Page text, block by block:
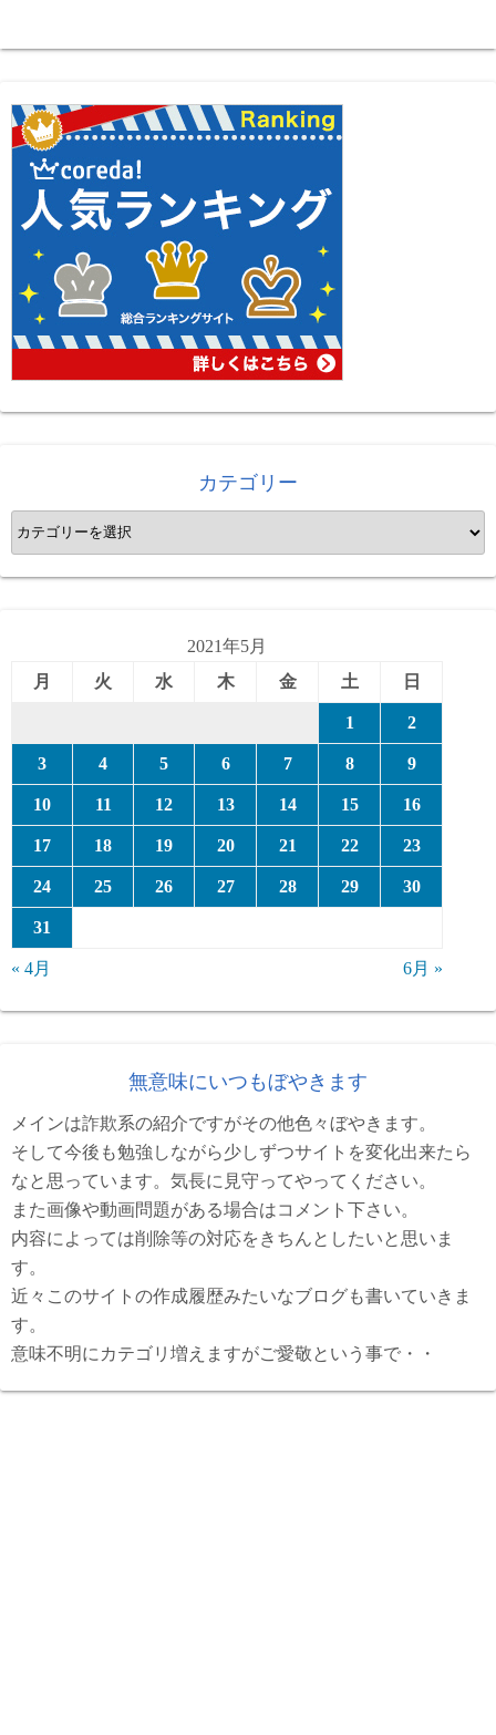
カテゴリー
カ
テ
ゴ
2021年5月
月
火 水 木 金 土 日
1 2
3 4 5 6 7 8 9
10 11 12 13 14 15 16
17 18 19 20 21 22 23
24 25 26 27 28 29 30
31
« 4月 6月 »
無意味にいつもぼやきます
メインは詐欺系の紹介ですがその他色々ぼやきます。
そして今後も勉強しながら少しずつサイトを変化出来たら
なと思っています。気長に見守ってやってください。
また画像や動画問題がある場合はコメント下さい。
内容によっては削除等の対応をきちんとしたいと思いま
す。
近々このサイトの作成履歴みたいなブログも書いていきま
す。
意味不明にカテゴリ増えますがご愛敬という事で・・